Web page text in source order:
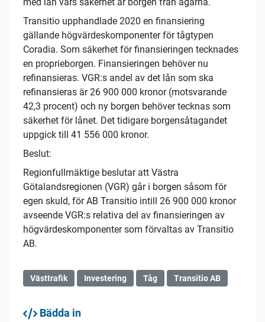
Transitio upphandlade 2020 en finansiering
gällande högvärdeskomponenter för tågtypen
Coradia. Som säkerhet för finansieringen tecknades
en proprieborgen. Finansieringen behöver nu
refinansieras. VGR:s andel av det lån som ska
refinansieras är 26 900 000 kronor (motsvarande
42,3 procent) och ny borgen behöver tecknas som
säkerhet för lånet. Det tidigare borgensåtagandet
uppgick till 41 556 000 kronor.
Beslut:
Regionfullmäktige beslutar att Västra
Götalandsregionen (VGR) går i borgen såsom för
egen skuld, för AB Transitio intill 26 900 000 kronor
avseende VGR:s relativa del av finansieringen av
högvärdeskomponenter som förvaltas av Transitio
AB.
Västtrafik Investering Tåg Transitio AB
Bädda in